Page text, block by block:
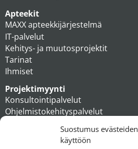
Suostumus evästeiden
käyttöön
Apteekit
MAXX apteekkijärjestelmä
IT-palvelut
Kehitys- ja muutosprojektit
Tarinat
Ihmiset
Projektimyynti
Konsultointipalvelut
Ohjelmistokehityspalvelut